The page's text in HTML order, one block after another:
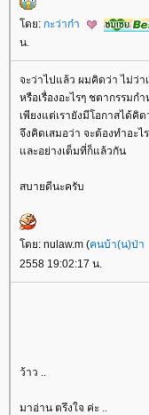
ดย: กะว่าก๋า
น.
จะว่าไปแล้ว ผมคิดว่า ไม่ว่า
หรือเรื่องอะไรๆ ชตากรรมก
เพียงแต่เรายังมีโอกาสได้คิ
จึงคิดเสมอว่า จะต้องทำอะไ
ละอย่างเต็มที่ก็แล้วกัน
สบายดีนะครับ
ดย: nulaw.m (คนบ้า(น)ป่า
2558 19:02:17 น.
ว้าว ..
มาอ่าน ตรึงใจ ค่ะ ..